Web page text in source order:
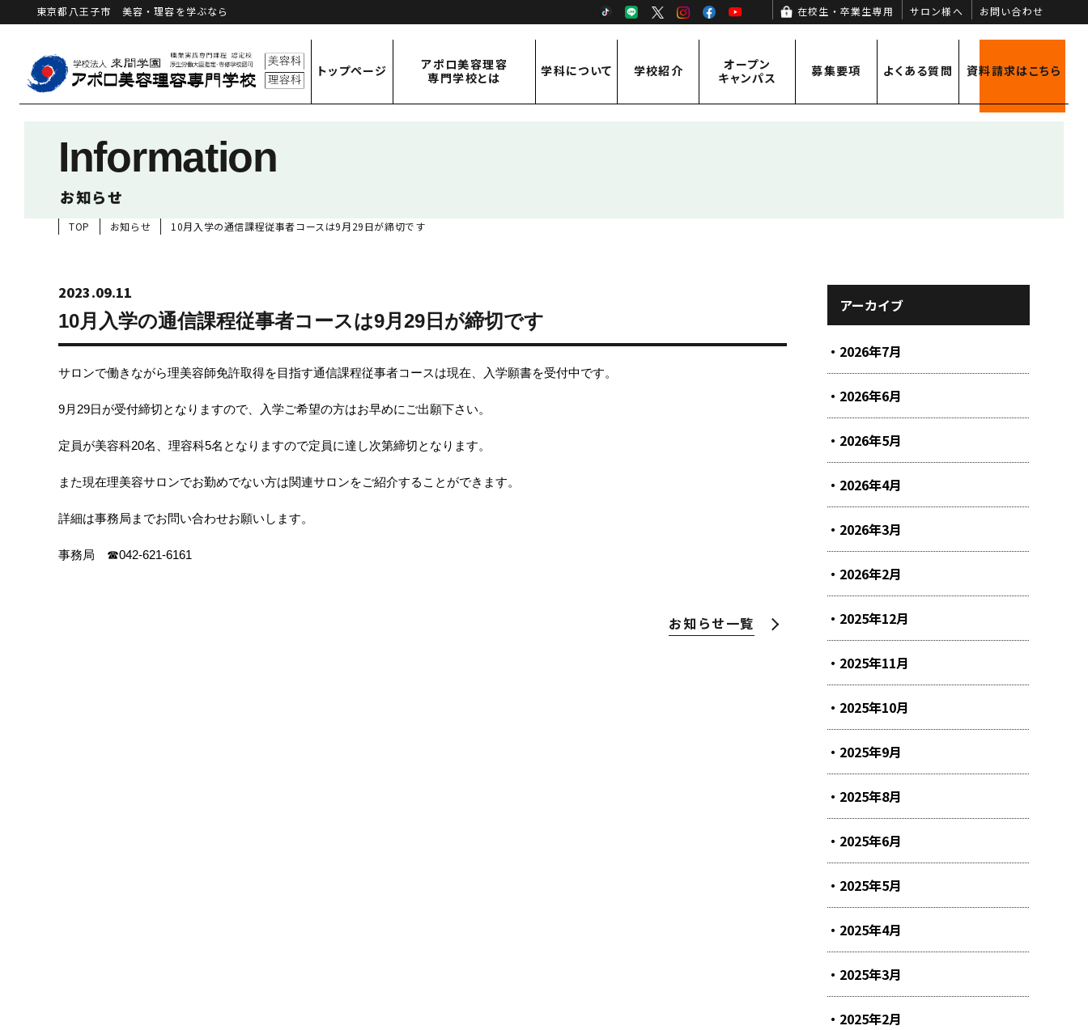
東京都八王子市 美容・理容を学ぶなら TikTokLINE X InstagramFacebookYouTube 在校生・卒業生専用 サロン様へ お問い合わせ
トップページ
アポロ美容理容
専門学校とは
学科について 学校紹介
オープン
キャンパス
募集要項 よくある質問 資料請求はこちら
Information
お知らせ
TOP お知らせ 10月入学の通信課程従事者コースは9月29日が締切です
2023.09.11
10月入学の通信課程従事者コースは9月29日が締切です
サロンで働きながら理美容師免許取得を目指す通信課程従事者コースは現在、入学願書を受付中です。
9月29日が受付締切となりますので、入学ご希望の方はお早めにご出願下さい。
定員が美容科20名、理容科5名となりますので定員に達し次第締切となります。
また現在理美容サロンでお勤めでない方は関連サロンをご紹介することができます。
詳細は事務局までお問い合わせお願いします。
事務局 ☎042-621-6161
お知らせ一覧
アーカイブ
2026年7月
2026年6月
2026年5月
2026年4月
2026年3月
2026年2月
2025年12月
2025年11月
2025年10月
2025年9月
2025年8月
2025年6月
2025年5月
2025年4月
2025年3月
2025年2月